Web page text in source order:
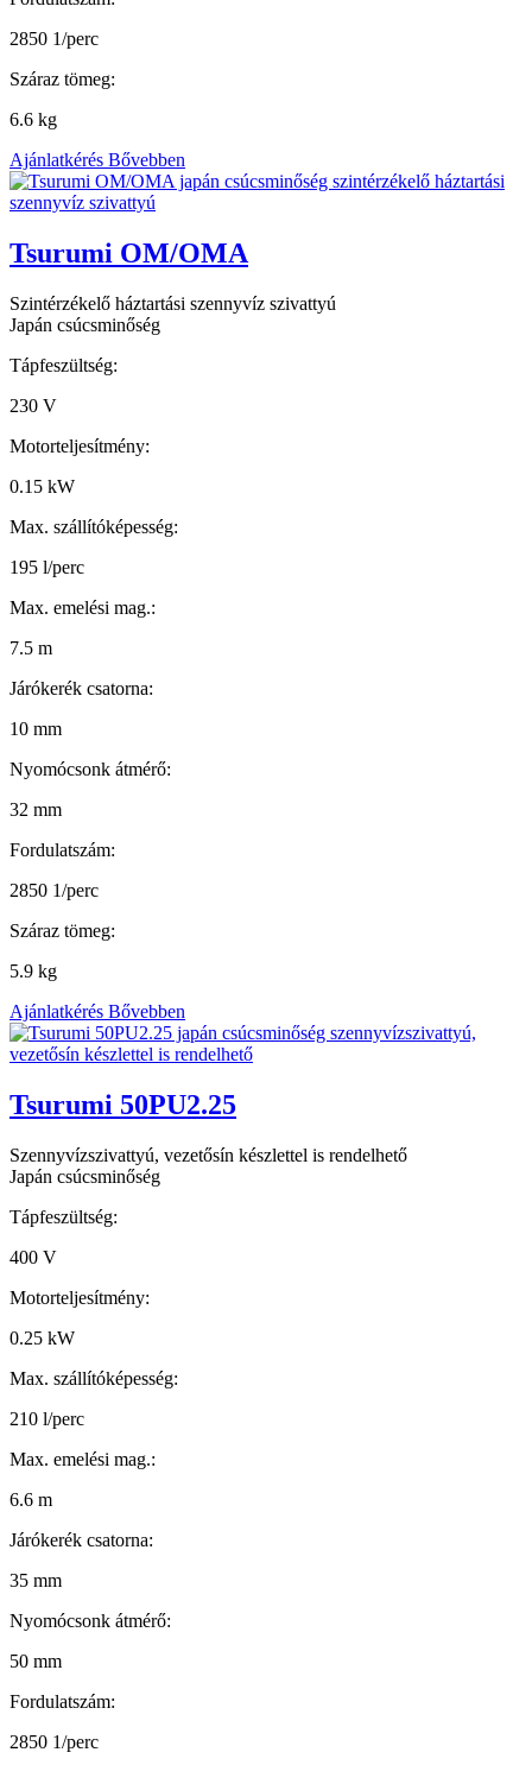
2850 1/perc
Száraz tömeg:
6.6 kg
Ajánlatkérés Bővebben
Tsurumi OM/OMA
Szintérzékelő háztartási szennyvíz szivattyú
Japán csúcsminőség
Tápfeszültség:
230 V
Motorteljesítmény:
0.15 kW
Max. szállítóképesség:
195 l/perc
Max. emelési mag.:
7.5 m
Járókerék csatorna:
10 mm
Nyomócsonk átmérő:
32 mm
Fordulatszám:
2850 1/perc
Száraz tömeg:
5.9 kg
Ajánlatkérés Bővebben
Tsurumi 50PU2.25
Szennyvízszivattyú, vezetősín készlettel is rendelhető
Japán csúcsminőség
Tápfeszültség:
400 V
Motorteljesítmény:
0.25 kW
Max. szállítóképesség:
210 l/perc
Max. emelési mag.:
6.6 m
Járókerék csatorna:
35 mm
Nyomócsonk átmérő:
50 mm
Fordulatszám:
2850 1/perc